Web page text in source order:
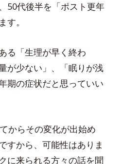
50代後半を「ポスト更年
す。
る「生理が早く終わ
が少ない」、「眠りが浅
期の症状だと思っていい
からその変化が出始め
すから、可能性はありま
に来られる方々の話を聞